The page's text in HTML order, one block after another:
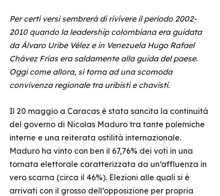
Per certi versi sembrerà di rivivere il periodo 2002-
2010 quando la leadership colombiana era guidata
da Álvaro Uribe Vélez e in Venezuela Hugo Rafael
Chávez Frías era saldamente alla guida del paese.
Oggi come allora, si torna ad una scomoda
convivenza regionale tra uribisti e chavisti.
Il 20 maggio a Caracas è stata sancita la continuità
del governo di Nicolas Maduro tra tante polemiche
interne e una reiterata ostilità internazionale.
Maduro ha vinto con ben il 67,76% dei voti in una
tornata elettorale caratterizzata da un’affluenza in
vero scarna (circa il 46%). Elezioni alle quali si è
arrivati con il grosso dell’opposizione per propria